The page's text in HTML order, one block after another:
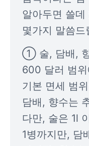
알아두면 쓸
몇가지 말씀드
① 술, 담배, 향
600 달러 범
기본 면세 범
담배, 향수는
다만, 술은 1l
1병까지만, 담